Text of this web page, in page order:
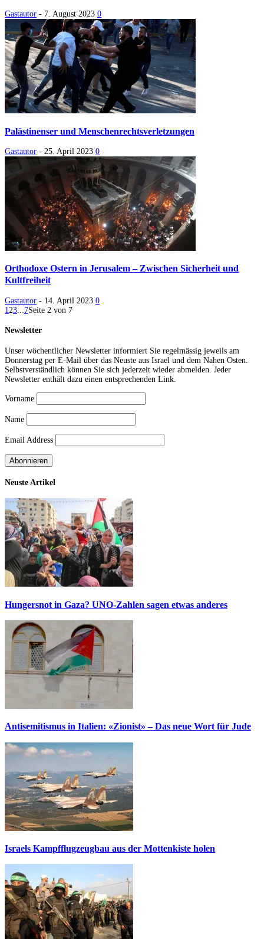
Gastautor - 7. August 2023 0
Palästinenser und Menschenrechtsverletzungen
Gastautor - 25. April 2023 0
Orthodoxe Ostern in Jerusalem – Zwischen Sicherheit und
Kultfreiheit
Gastautor - 14. April 2023 0
1 23 7Seite 2 von 7
Newsletter
Unser wöchentlicher Newsletter informiert Sie regelmässig jeweils am
Donnerstag per E-Mail über das Neuste aus Israel und dem Nahen Osten.
Selbstverständlich können Sie sich jederzeit wieder abmelden. Jeder
Newsletter enthält dazu einen entsprechenden Link.
Vorname
Name
Email Address
Neuste Artikel
Hungersnot in Gaza? UNO-Zahlen sagen etwas anderes
Antisemitismus in Italien: «Zionist» – Das neue Wort für Jude
Israels Kampfflugzeugbau aus der Mottenkiste holen